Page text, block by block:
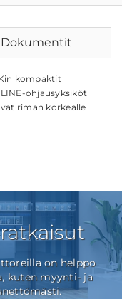
Dokumentit
kompaktit
ohjausyksiköt
riman korkealle
on helppo
kuten myynti- ja